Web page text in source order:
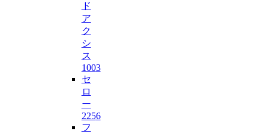
ド
ア
ク
シ
ス
1003
セ
ロ
ー
2256
フ